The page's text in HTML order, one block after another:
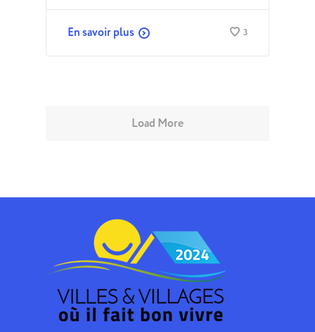
En savoir plus 3
Load More